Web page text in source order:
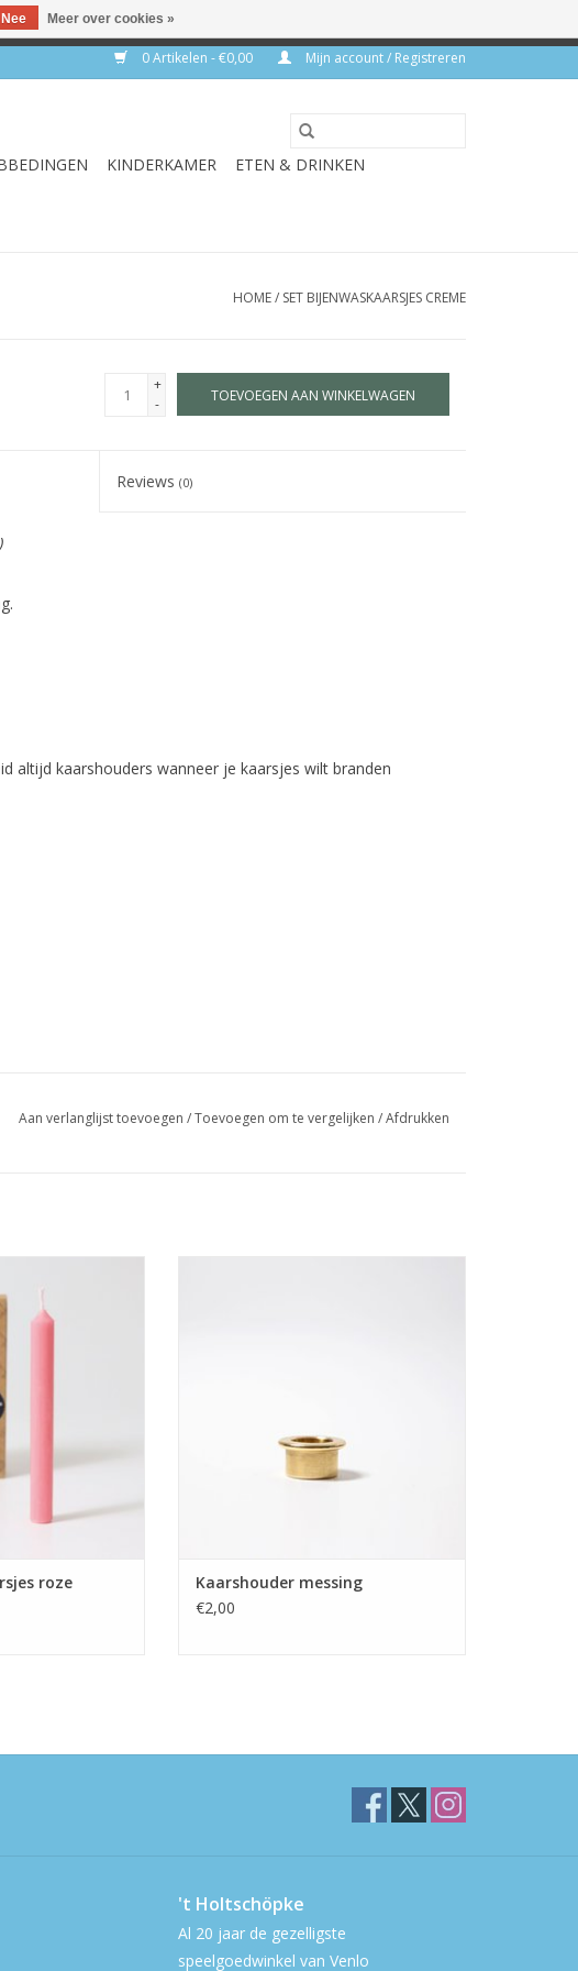
0 Artikelen - €0,00 Mijn account / Registreren
KINDERKAMER
ETEN & DRINKEN
HOME/ SET BIJENWASKAARSJES CREME
+
-
TOEVOEGEN AAN WINKELWAGEN
Reviews(0)
altijd kaarshouders wanneer je kaarsjes wilt branden
Aan verlanglijst toevoegen /Toevoegen om te vergelijken /Afdrukken
roze
Kaarshouder messing
€2,00
't Holtschöpke
Al 20 jaar de gezelligste
speelgoedwinkel van Venlo
Nee Meer over cookies »
1-3 werkdagen